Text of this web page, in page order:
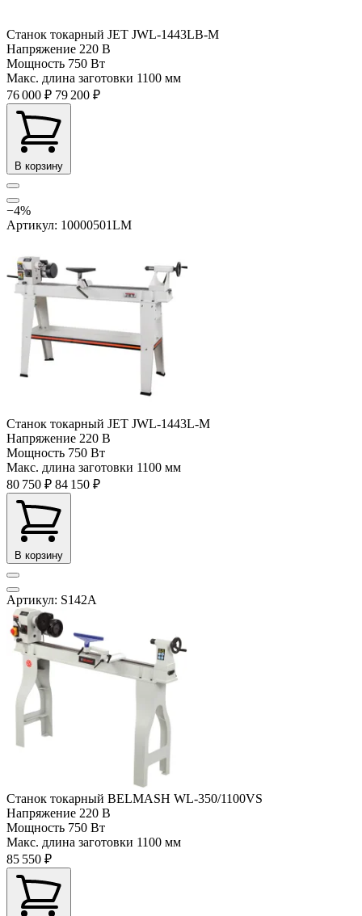
Станок токарный JET JWL-1443LB-M
Напряжение 220 В
Мощность 750 Вт
Макс. длина заготовки 1100 мм
76 000 ₽ 79 200 ₽
В корзину
−4%
Артикул: 10000501LM
Станок токарный JET JWL-1443L-M
Напряжение 220 В
Мощность 750 Вт
Макс. длина заготовки 1100 мм
80 750 ₽ 84 150 ₽
В корзину
Артикул: S142A
Станок токарный BELMASH WL-350/1100VS
Напряжение 220 В
Мощность 750 Вт
Макс. длина заготовки 1100 мм
85 550 ₽